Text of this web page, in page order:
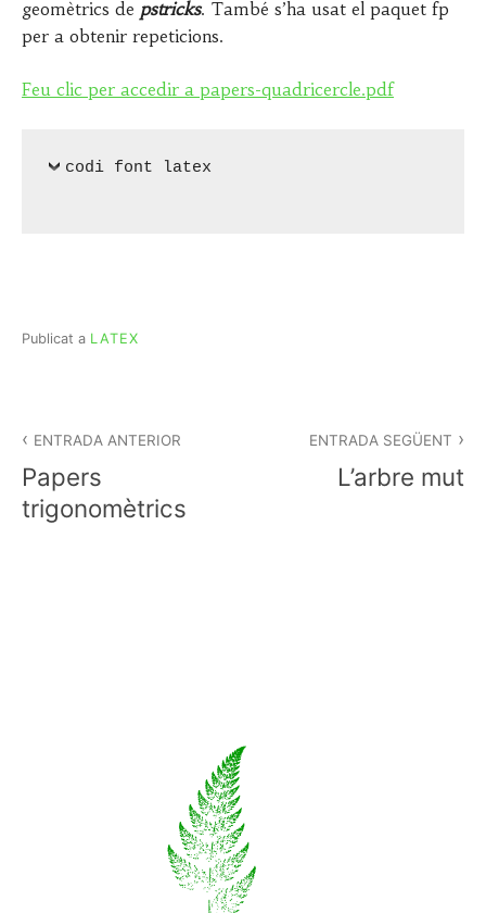
geomètrics de pstricks. També s’ha usat el paquet fp
per a obtenir repeticions.
Feu clic per accedir a papers-quadricercle.pdf
codi font latex
Publicat a LATEX
d'entrades
ENTRADA ANTERIOR
Papers
trigonomètrics
ENTRADA SEGÜENT
L’arbre mut